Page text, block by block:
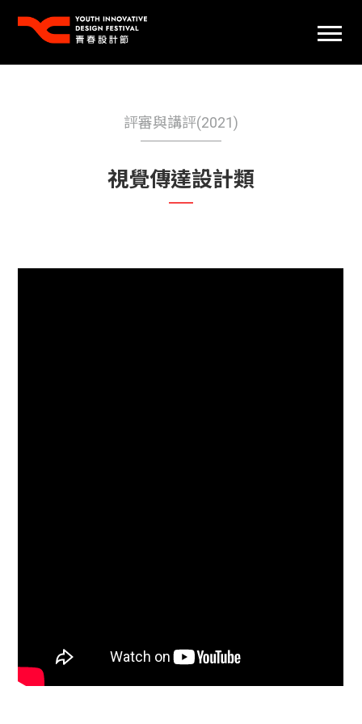
評審與講評(2021)
視覺傳達設計類